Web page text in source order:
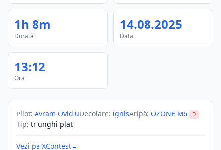
1h 8m
Durată
14.08.2025
Data
13:12
Ora
Pilot: Avram OvidiuDecolare: IgnisAripă: OZONE M6 D
Tip: triunghi plat
Vezi pe XContest→